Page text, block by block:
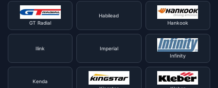
GT Radial
Habilead
Hankook
Ilink
Imperial
Infinity
Kenda